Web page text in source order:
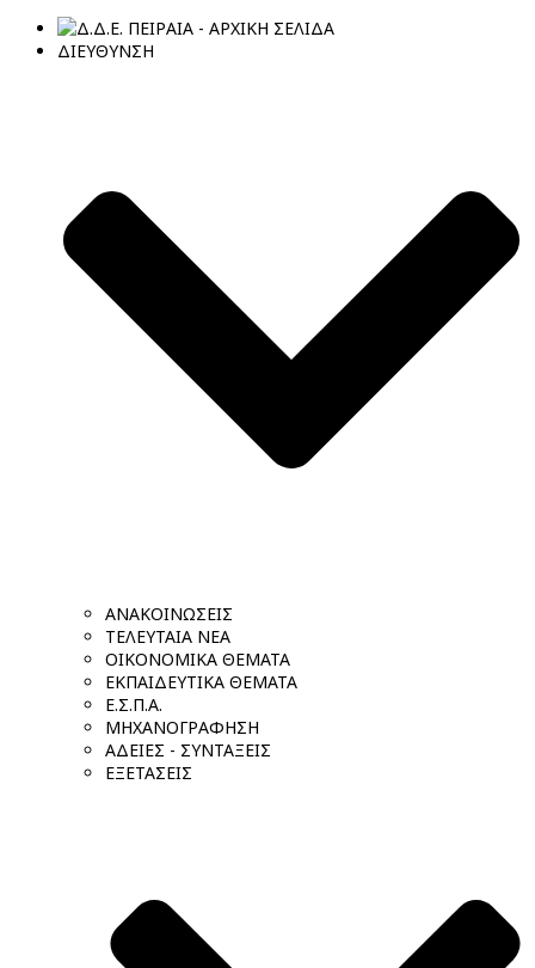
ΔΙΕΥΘΥΝΣΗ
ΑΝΑΚΟΙΝΩΣΕΙΣ
ΤΕΛΕΥΤΑΙΑ ΝΕΑ
ΟΙΚΟΝΟΜΙΚΑ ΘΕΜΑΤΑ
ΕΚΠΑΙΔΕΥΤΙΚΑ ΘΕΜΑΤΑ
Ε.Σ.Π.Α.
ΜΗΧΑΝΟΓΡΑΦΗΣΗ
ΑΔΕΙΕΣ - ΣΥΝΤΑΞΕΙΣ
ΕΞΕΤΑΣΕΙΣ